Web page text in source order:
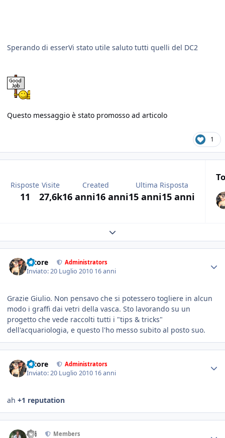
Sperando di esserVi stato utile saluto tutti quelli del DC2
Questo messaggio è stato promosso ad articolo
1
Risposte
11
Visite
27,6k
Created
16 anni16 anni
Ultima Risposta
15 anni15 anni
Expand topic overview
tatore Administrators
Inviato:20 Luglio 2010 16 anni
Grazie Giulio. Non pensavo che si potessero togliere in alcun
modo i graffi dai vetri della vasca. Sto lavorando su un
progetto che vede raccolti tutti i "tips & tricks"
dell'acquariologia, e questo l'ho messo subito al posto suo.
tatore Administrators
Inviato:20 Luglio 2010 16 anni
ah +1 reputation
titi Members